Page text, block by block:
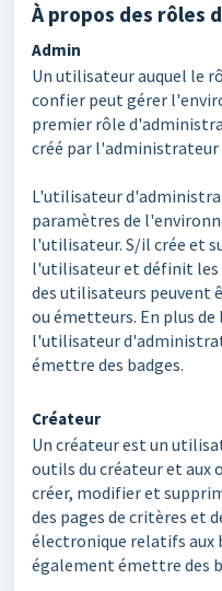
À propos des rôles
Admin
Un utilisateur auquel le
confier peut gérer
premier rôle
créé par l'administrateur
L'utilisateur
paramètres de
l'utilisateur. S/il crée et
l'utilisateur et définit les
des utilisateurs peuvent
ou émetteurs. En plus
l'utilisateur
émettre des badges.
Créateur
Un créateur est un
outils du créateur et
créer, modifier et
des pages de critères et
électronique relatifs aux
également émettre des